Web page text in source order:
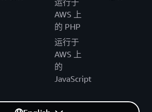
运行于
AWS 上
的 PHP
运行于
AWS 上
的
JavaScript